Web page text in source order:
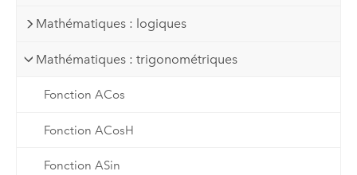
Mathématiques : logiques
Mathématiques : trigonométriques
Fonction ACos
Fonction ACosH
Fonction ASin